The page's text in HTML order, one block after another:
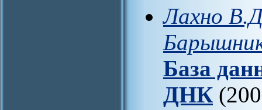
Лахно
База
ДНК